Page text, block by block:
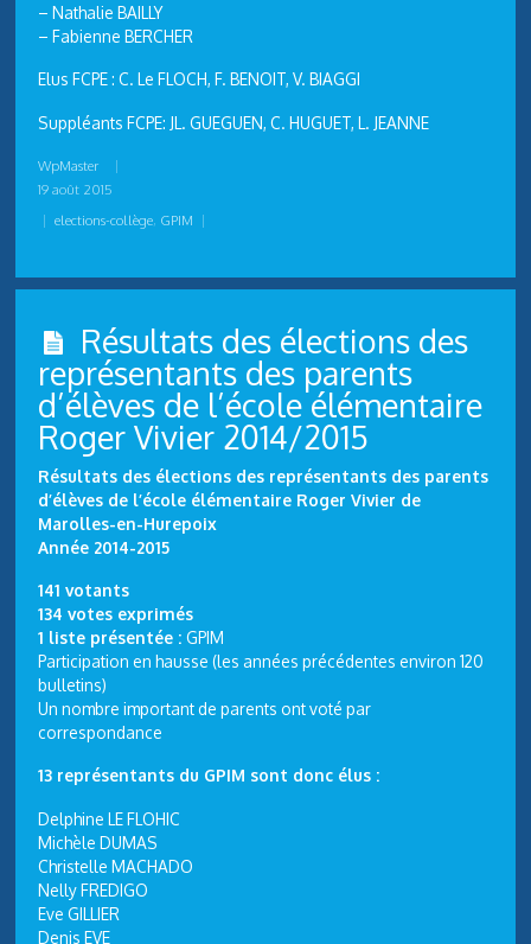
– Nathalie BAILLY
– Fabienne BERCHER
Elus FCPE : C. Le FLOCH, F. BENOIT, V. BIAGGI
Suppléants FCPE: JL. GUEGUEN, C. HUGUET, L. JEANNE
WpMaster
|
19 août 2015
| elections-collège, GPIM |
Résultats des élections des
représentants des parents
d’élèves de l’école élémentaire
Roger Vivier 2014/2015
Résultats des élections des représentants des parents
d’élèves de l’école élémentaire Roger Vivier de
Marolles-en-Hurepoix
Année 2014-2015
141 votants
134 votes exprimés
1 liste présentée :GPIM
Participation en hausse (les années précédentes environ 120
bulletins)
Un nombre important de parents ont voté par
correspondance
13 représentants du GPIM sont donc élus :
Delphine LE FLOHIC
Michèle DUMAS
Christelle MACHADO
Nelly FREDIGO
Eve GILLIER
Denis EVE